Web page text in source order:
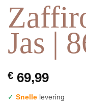
Jas |
€ 69,99
✓ Snelle levering